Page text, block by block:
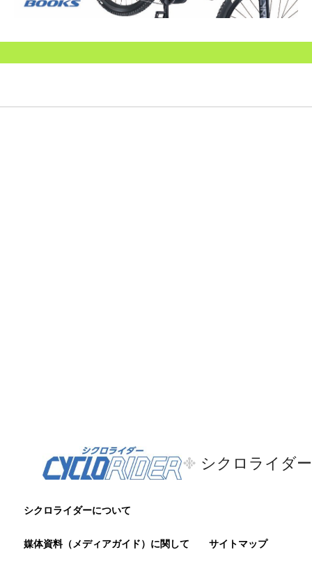
シクロライダー
シクロライダーについて
媒体資料（メディアガイド）に関して サイトマップ